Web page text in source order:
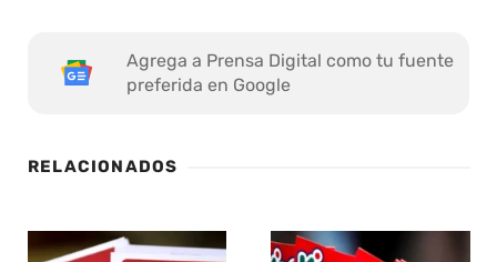
Agrega a Prensa Digital como tu fuente
preferida en Google
RELACIONADOS